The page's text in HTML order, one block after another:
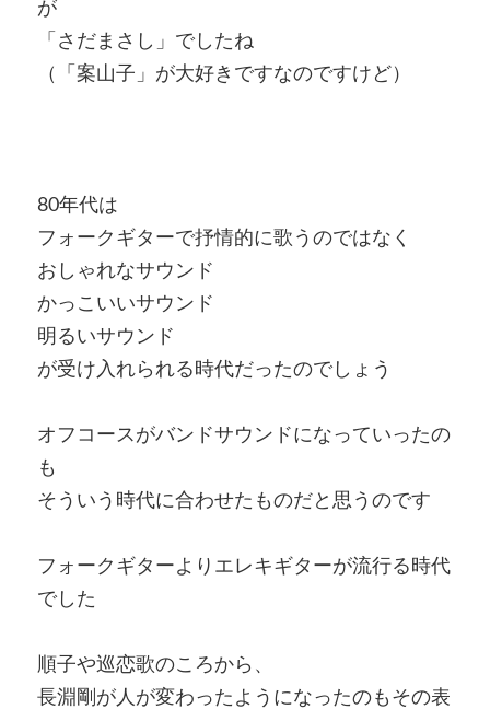
が
「さだまさし」でしたね
（「案山子」が大好きですなのですけど）
80年代は
フォークギターで抒情的に歌うのではなく
おしゃれなサウンド
かっこいいサウンド
明るいサウンド
が受け入れられる時代だったのでしょう
オフコースがバンドサウンドになっていったの
も
そういう時代に合わせたものだと思うのです
フォークギターよりエレキギターが流行る時代
でした
順子や巡恋歌のころから、
長淵剛が人が変わったようになったのもその表